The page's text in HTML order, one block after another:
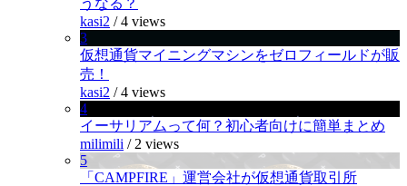
kasi2 /4 views
3
仮想通貨マイニングマシンをゼロフィールドが販
売！
kasi2 /4 views
4
イーサリアムって何？初心者向けに簡単まとめ
milimili / 2 views
5
「CAMPFIRE」運営会社が仮想通貨取引所